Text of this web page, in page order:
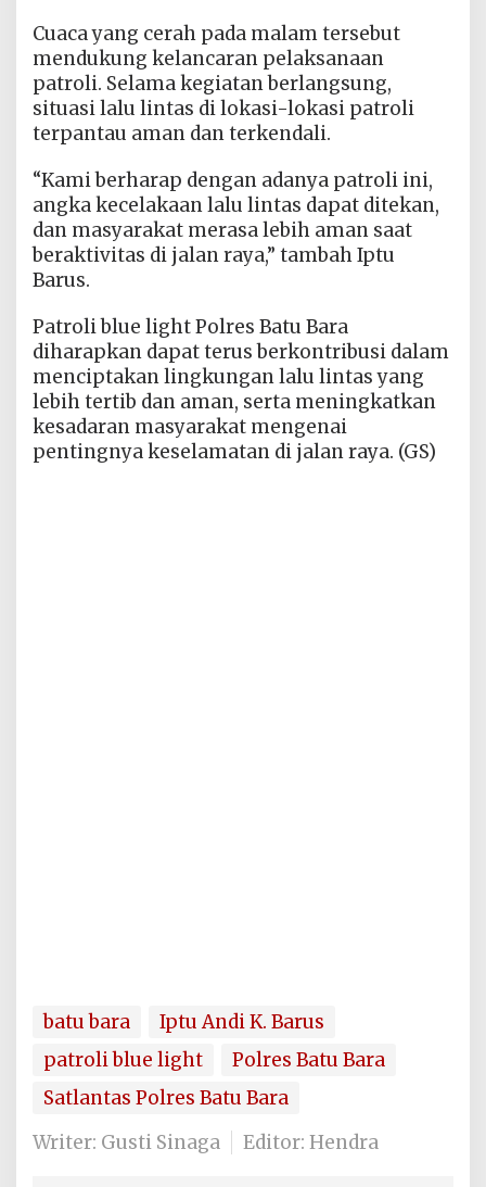
Cuaca yang cerah pada malam tersebut
mendukung kelancaran pelaksanaan
patroli. Selama kegiatan berlangsung,
situasi lalu lintas di lokasi-lokasi patroli
terpantau aman dan terkendali.
“Kami berharap dengan adanya patroli ini,
angka kecelakaan lalu lintas dapat ditekan,
dan masyarakat merasa lebih aman saat
beraktivitas di jalan raya,” tambah Iptu
Barus.
Patroli blue light Polres Batu Bara
diharapkan dapat terus berkontribusi dalam
menciptakan lingkungan lalu lintas yang
lebih tertib dan aman, serta meningkatkan
kesadaran masyarakat mengenai
pentingnya keselamatan di jalan raya. (GS)
batu bara
Iptu Andi K. Barus
patroli blue light
Polres Batu Bara
Satlantas Polres Batu Bara
Writer: Gusti Sinaga
Editor: Hendra